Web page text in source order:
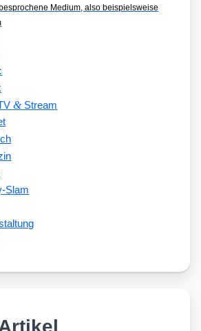
Medium, also beispielsweise
&Stream
Slam